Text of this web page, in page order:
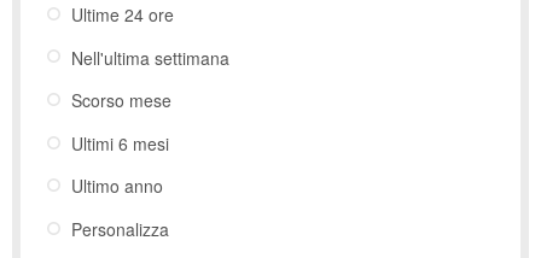
Ultime 24 ore
Nell'ultima settimana
Scorso mese
Ultimi 6 mesi
Ultimo anno
Personalizza